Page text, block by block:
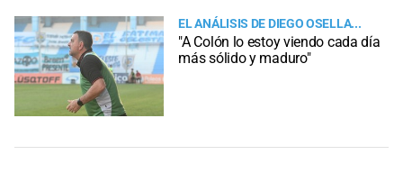
EL ANÁLISIS DE DIEGO OSELLA...
"A Colón lo estoy viendo cada día
más sólido y maduro"